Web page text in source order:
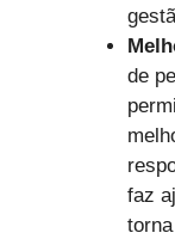
de
faz